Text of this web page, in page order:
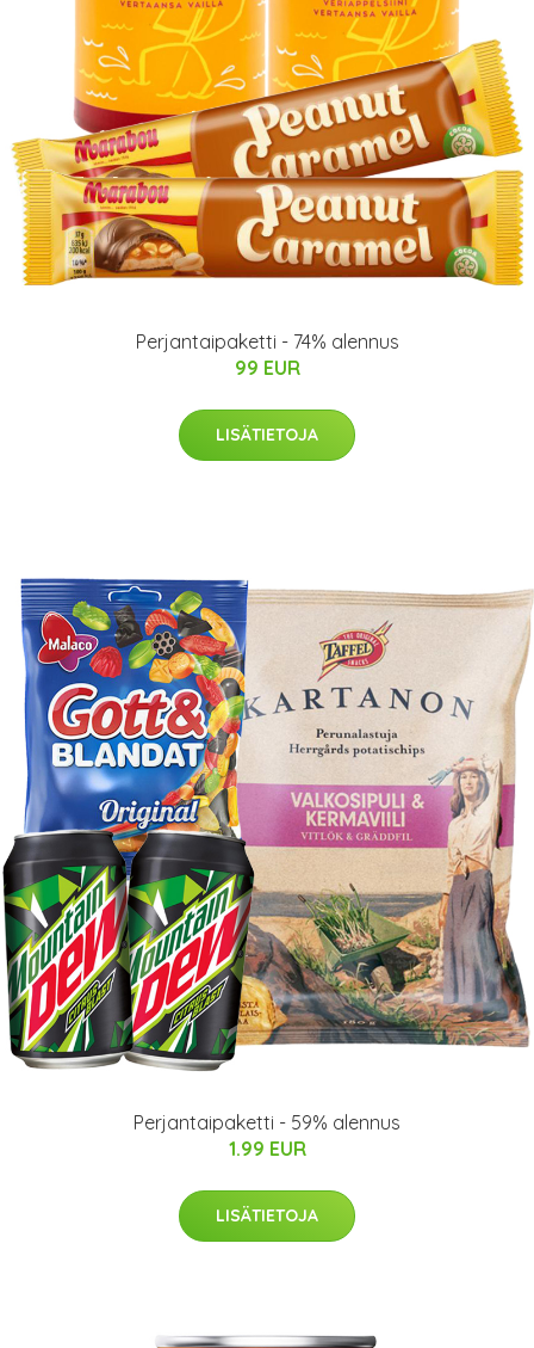
Perjantaipaketti - 74% alennus
99 EUR
LISÄTIETOJA
Perjantaipaketti - 59% alennus
1.99 EUR
LISÄTIETOJA